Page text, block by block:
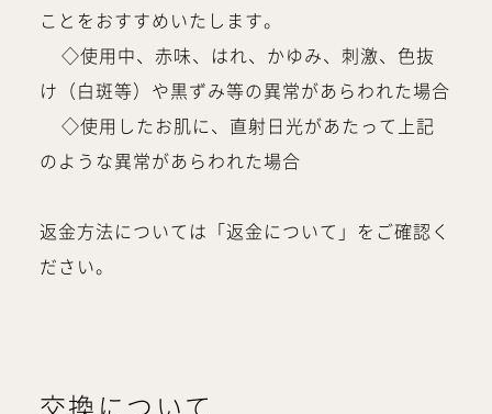
ことをおすすめいたします。
◇使用中、赤味、はれ、かゆみ、刺激、色抜
け（白斑等）や黒ずみ等の異常があらわれた場合
◇使用したお肌に、直射日光があたって上記
のような異常があらわれた場合
返金方法については「返金について」をご確認く
ださい。
交換について